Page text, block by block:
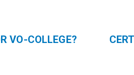
VO-COLLEGE?